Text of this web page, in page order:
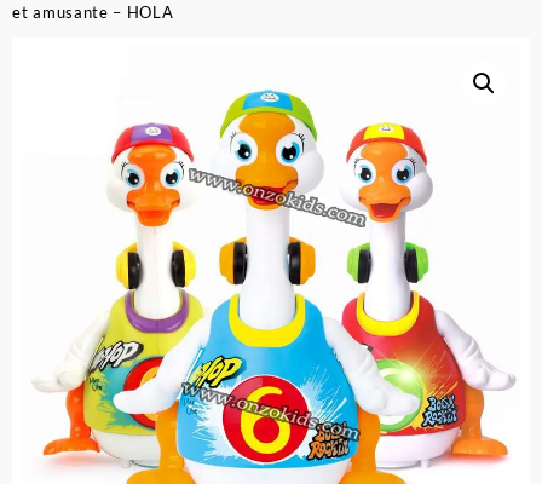
et amusante – HOLA